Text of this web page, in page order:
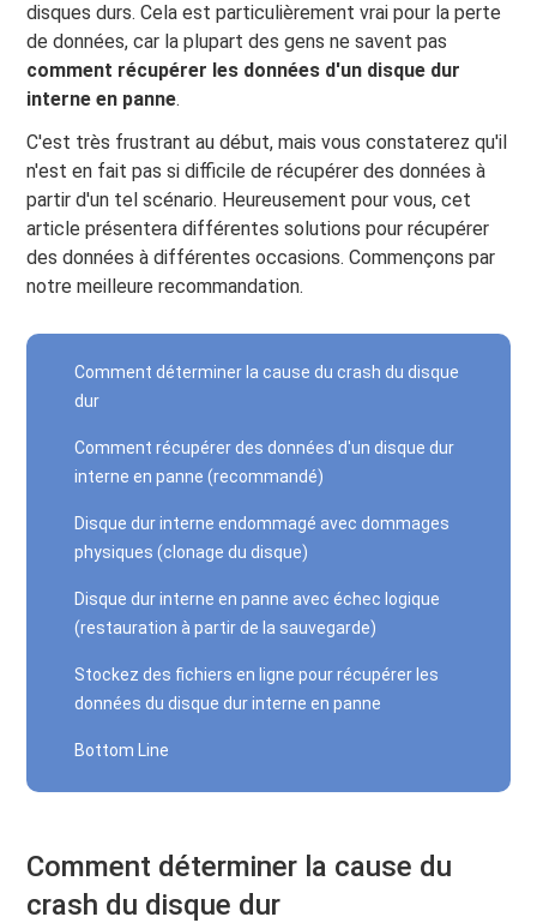
disques durs. Cela est particulièrement vrai pour la perte
de données, car la plupart des gens ne savent pas
comment récupérer les données d'un disque dur
interne en panne.
C'est très frustrant au début, mais vous constaterez qu'il
n'est en fait pas si difficile de récupérer des données à
partir d'un tel scénario. Heureusement pour vous, cet
article présentera différentes solutions pour récupérer
des données à différentes occasions. Commençons par
notre meilleure recommandation.
Comment déterminer la cause du crash du disque
dur
Comment récupérer des données d'un disque dur
interne en panne (recommandé)
Disque dur interne endommagé avec dommages
physiques (clonage du disque)
Disque dur interne en panne avec échec logique
(restauration à partir de la sauvegarde)
Stockez des fichiers en ligne pour récupérer les
données du disque dur interne en panne
Bottom Line
Comment déterminer la cause du
crash du disque dur